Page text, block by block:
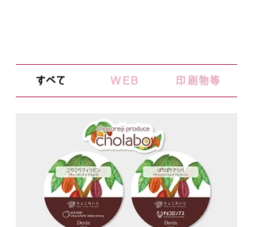
すべて WEB 印刷物等